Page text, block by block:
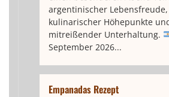
argentinischer Lebensfreude,
kulinarischer Höhepunkte
mitreißender Unterhaltung.
September 2026...
Empanadas Rezept